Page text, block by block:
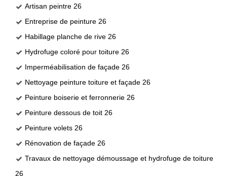
Artisan peintre 26
Entreprise de peinture 26
Habillage planche de rive 26
Hydrofuge coloré pour toiture 26
Imperméabilisation de façade 26
Nettoyage peinture toiture et façade 26
Peinture boiserie et ferronnerie 26
Peinture dessous de toit 26
Peinture volets 26
Rénovation de façade 26
Travaux de nettoyage démoussage et hydrofuge de toiture
26